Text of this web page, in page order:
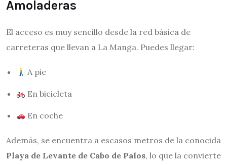
Amoladeras
El acceso es muy sencillo desde la red básica de
carreteras que llevan a La Manga. Puedes llegar:
A pie
En bicicleta
En coche
Además, se encuentra a escasos metros de la conocida
Playa de Levante de Cabo de Palos, lo que la convierte